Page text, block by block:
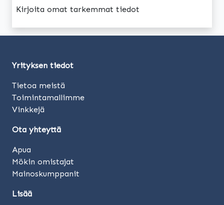
Kirjoita omat tarkemmat tiedot
Yrityksen tiedot
Tietoa meistä
Toimintamallimme
Vinkkejä
Ota yhteyttä
Apua
Mökin omistajat
Mainoskumppanit
Lisää